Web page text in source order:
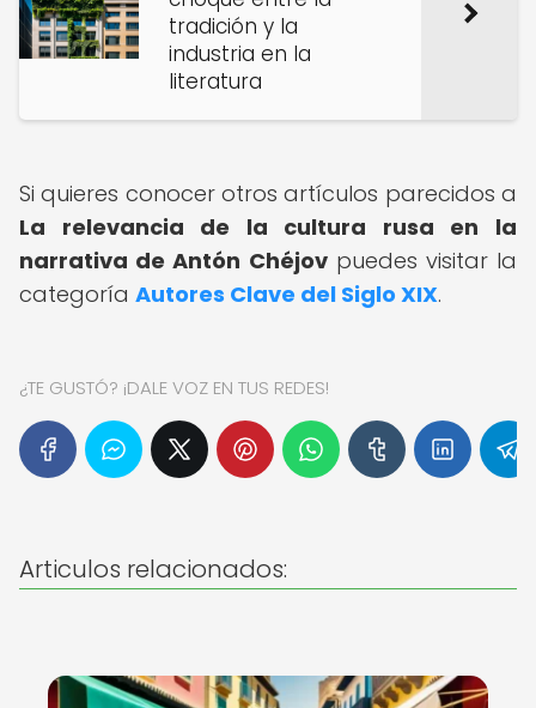
tradición y la
industria en la
literatura
Si quieres conocer otros artículos parecidos a
La relevancia de la cultura rusa en la
narrativa de Antón Chéjovpuedes visitar la
categoría Autores Clave del Siglo XIX.
¿TE GUSTÓ? ¡DALE VOZ EN TUS REDES!
Articulos relacionados: